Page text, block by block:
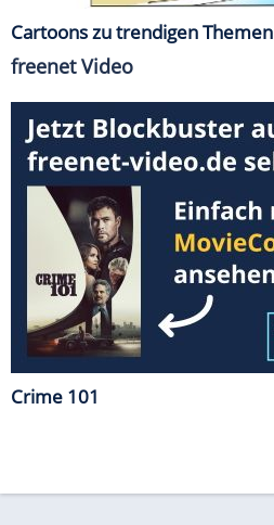
Cartoons zu trendigen Themen
freenet Video
Crime 101